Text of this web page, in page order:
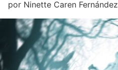
por Ninette Caren Fernández